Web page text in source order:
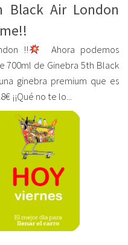
Black Air London
!!
Ahora podemos
700ml de Ginebra 5th Black
ginebra premium que es
¡¡Qué no te lo...